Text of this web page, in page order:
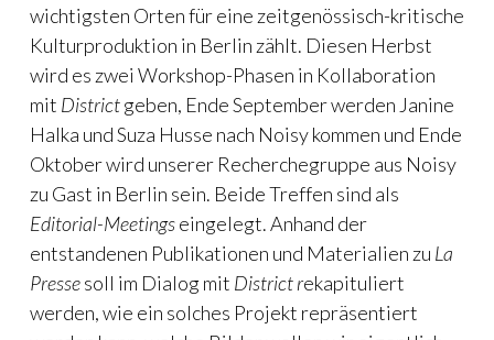
wichtigsten Orten für eine zeitgenössisch-kritische
Kulturproduktion in Berlin zählt. Diesen Herbst
wird es zwei Workshop-Phasen in Kollaboration
mit Districtgeben, Ende September werden Janine
Halka und Suza Husse nach Noisy kommen und Ende
Oktober wird unserer Recherchegruppe aus Noisy
zu Gast in Berlin sein. Beide Treffen sind als
Editorial-Meetingseingelegt. Anhand der
entstandenen Publikationen und Materialien zu La
Pressesoll im Dialog mit District rekapituliert
werden, wie ein solches Projekt repräsentiert